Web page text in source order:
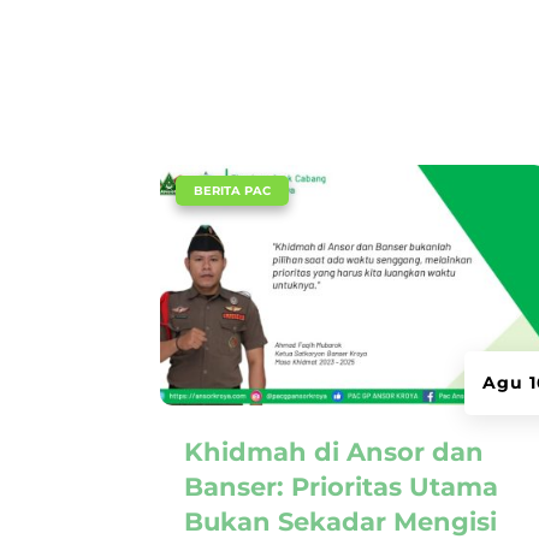
Khidmah di Ansor dan
Banser: Prioritas Utama
Bukan Sekadar Mengisi
Agu
BERITA PAC